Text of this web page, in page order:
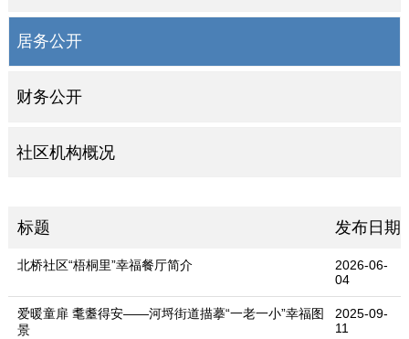
居务公开
财务公开
社区机构概况
标题 发布日期
北桥社区“梧桐里”幸福餐厅简介
2026-06-
04
爱暖童扉 耄耋得安——河埒街道描摹“一老一小”幸福图
景
2025-09-
11